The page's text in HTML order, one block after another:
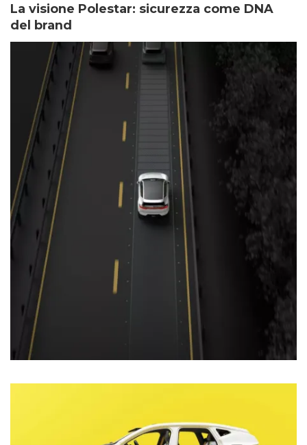
La visione Polestar: sicurezza come DNA
del brand